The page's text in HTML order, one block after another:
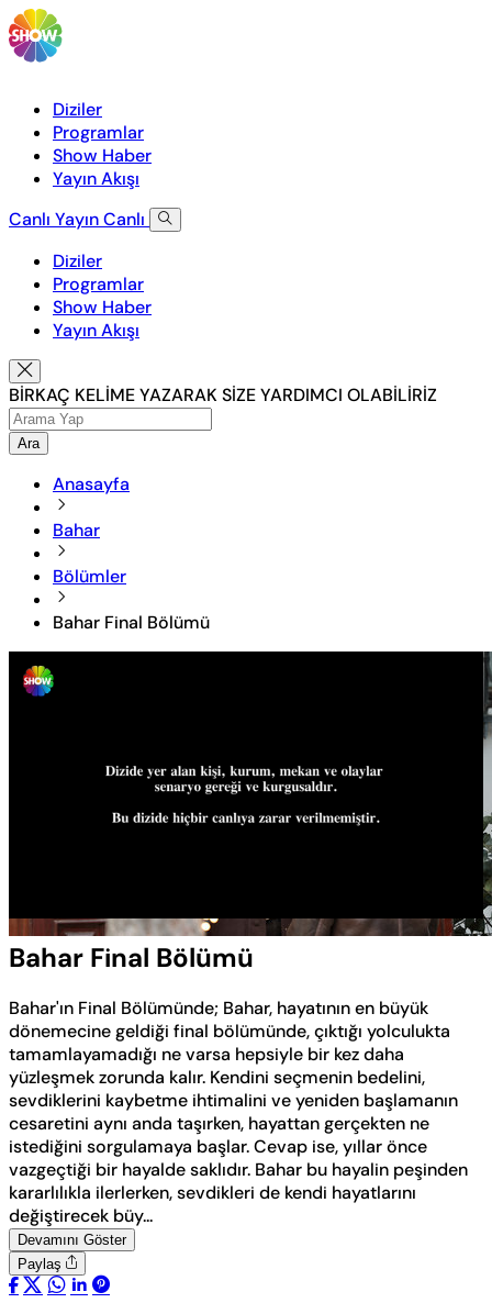
Diziler
Programlar
Show Haber
Yayın Akışı
Canlı YayınCanlı
Diziler
Programlar
Show Haber
Yayın Akışı
BİRKAÇ KELİME YAZARAK SİZE YARDIMCI OLABİLİRİZ
Ara
Anasayfa
Bahar
Bölümler
Bahar Final Bölümü
Aç
Hızı
Bahar Final Bölümü
Bahar'ın Final Bölümünde; Bahar, hayatının en büyük
dönemecine geldiği final bölümünde, çıktığı yolculukta
tamamlayamadığı ne varsa hepsiyle bir kez daha
yüzleşmek zorunda kalır. Kendini seçmenin bedelini,
sevdiklerini kaybetme ihtimalini ve yeniden başlamanın
cesaretini aynı anda taşırken, hayattan gerçekten ne
istediğini sorgulamaya başlar. Cevap ise, yıllar önce
vazgeçtiği bir hayalde saklıdır. Bahar bu hayalin peşinden
kararlılıkla ilerlerken, sevdikleri de kendi hayatlarını
değiştirecek büy...
Devamını Göster
Paylaş